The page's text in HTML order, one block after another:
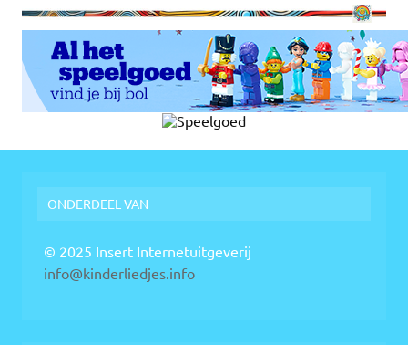
ONDERDEEL VAN
© 2025 Insert Internetuitgeverij
info@kinderliedjes.info